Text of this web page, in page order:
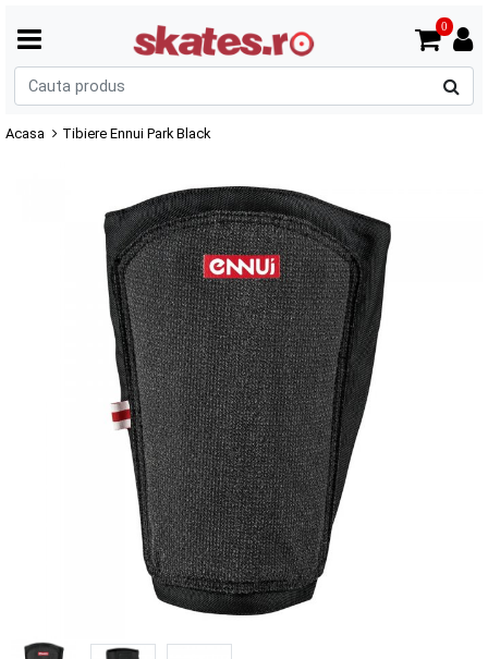
0
Acasa Tibiere Ennui Park Black